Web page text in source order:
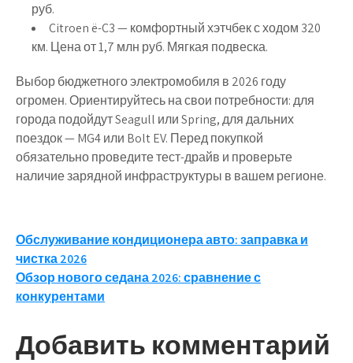
руб.
Citroen ë-C3— комфортный хэтчбек с ходом 320
км. Цена от 1,7 млн руб. Мягкая подвеска.
Выбор бюджетного электромобиля в 2026 году
огромен. Ориентируйтесь на свои потребности: для
города подойдут Seagull или Spring, для дальних
поездок — MG4 или Bolt EV. Перед покупкой
обязательно проведите тест-драйв и проверьте
наличие зарядной инфраструктуры в вашем регионе.
Навигация
по
записям
Обслуживание кондиционера авто: заправка и
чистка 2026
Обзор нового седана 2026: сравнение с
конкурентами
Добавить комментарий